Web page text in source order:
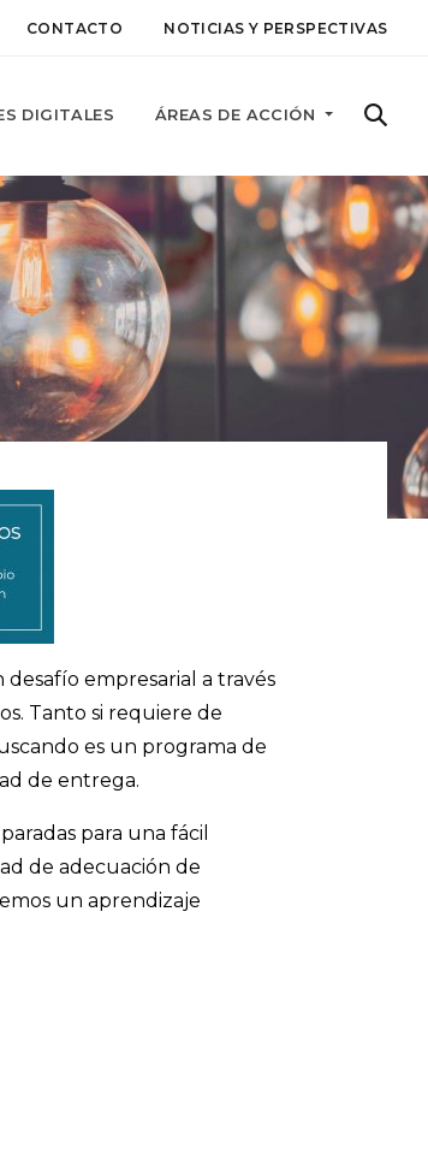
CONTACTO NOTICIAS Y PERSPECTIVAS
DIGITALES ÁREAS DE ACCIÓN
empresarial a través
Tanto si requiere de
es un programa de
de entrega.
para una fácil
de adecuación de
un aprendizaje